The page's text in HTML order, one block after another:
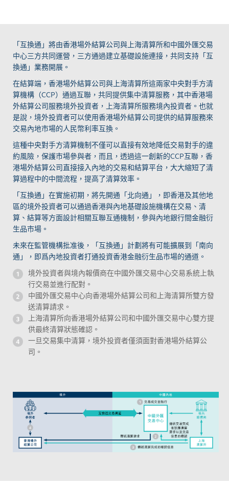
「互換通」將由香港場外結算公司與上海清算所和中國外匯交易
中心三方共同運營，三方通過建立基礎設施連接，共同支持「互
換通」業務開展。
在結算端，香港場外結算公司與上海清算所這兩家中央對手方清
算機構（CCP）通過互聯，共同提供集中清算服務，其中香港場
外結算公司服務境外投資者，上海清算所服務境內投資者。也就
是說，境外投資者可以使用香港場外結算公司提供的結算服務來
交易內地市場的人民幣利率互換。
這種中央對手方清算機制不僅可以直接有效地降低交易對手的違
約風險，保護市場參與者，而且，透過這一創新的CCP互聯，香
港場外結算公司直接接入內地的交易和結算平台，大大縮短了清
算過程中的中間流程，提高了清算效率。
「互換通」在實施初期，將先開通「北向通」，即香港及其他地
區的境外投資者可以通過香港與內地基礎設施機構在交易、清
算、結算等方面設計相關互聯互通機制，參與內地銀行間金融衍
生品市場。
未來在監管機構批准後，「互換通」計劃將有可能擴展到「南向
通」，即爲內地投資者打通投資香港金融衍生品市場的通道。
境外投資者與境內報價商在中國外匯交易中心交易系統上執
行交易並進行配對。
中國外匯交易中心向香港場外結算公司和上海清算所雙方發
送清算請求。
上海清算所向香港場外結算公司和中國外匯交易中心雙方提
供最終清算狀態確認。
一旦交易集中清算，境外投資者僅須面對香港場外結算公
司。